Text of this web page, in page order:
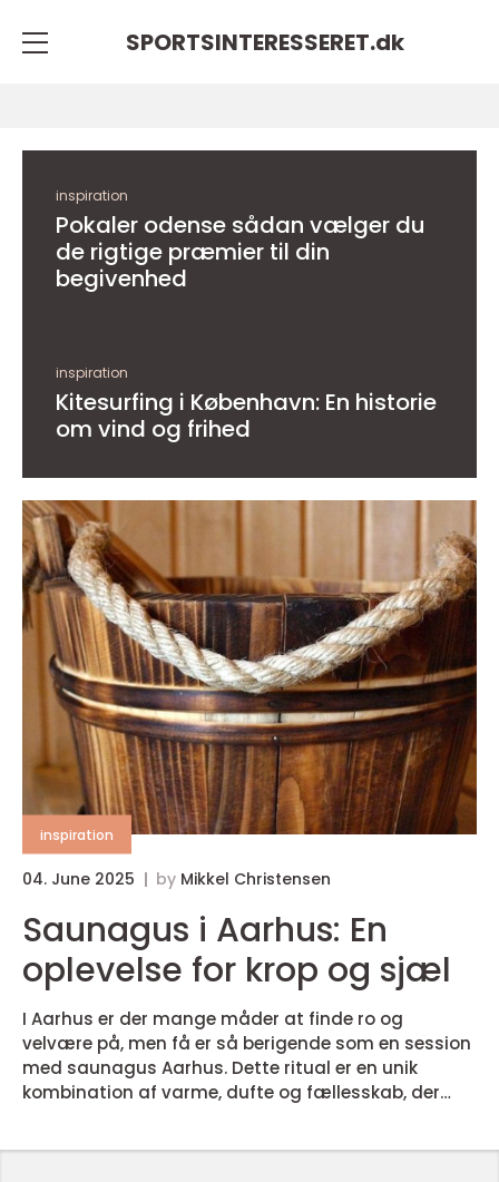
SPORTSINTERESSERET.dk
inspiration
Pokaler odense sådan vælger du
de rigtige præmier til din
begivenhed
inspiration
Kitesurfing i København: En historie
om vind og frihed
inspiration
04. June 2025 by Mikkel Christensen
Saunagus i Aarhus: En
oplevelse for krop og sjæl
I Aarhus er der mange måder at finde ro og
velvære på, men få er så berigende som en session
med saunagus Aarhus. Dette ritual er en unik
kombination af varme, dufte og fællesskab, der